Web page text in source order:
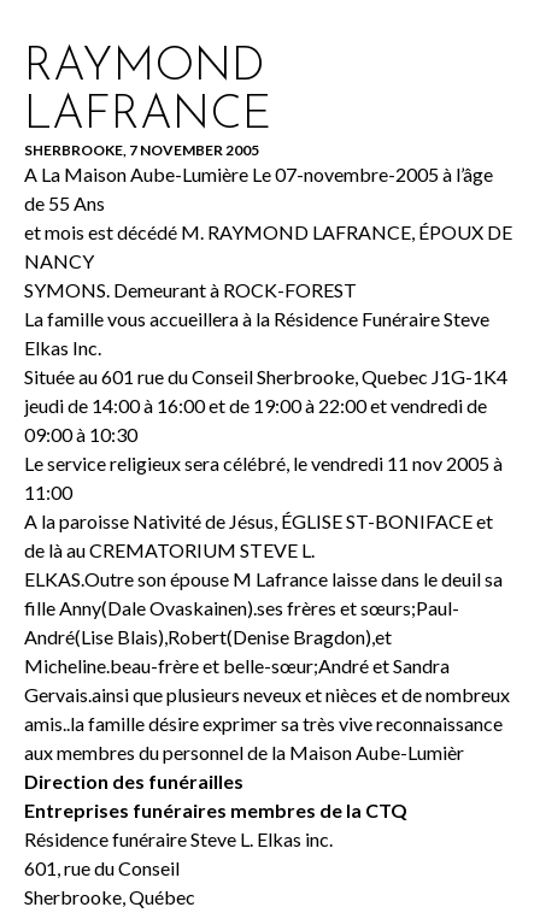
RAYMOND
LAFRANCE
SHERBROOKE, 7 NOVEMBER 2005
A La Maison Aube-Lumière Le 07-novembre-2005 à l’âge
de 55 Ans
et mois est décédé M. RAYMOND LAFRANCE, ÉPOUX DE
NANCY
SYMONS. Demeurant à ROCK-FOREST
La famille vous accueillera à la Résidence Funéraire Steve
Elkas Inc.
Située au 601 rue du Conseil Sherbrooke, Quebec J1G-1K4
jeudi de 14:00 à 16:00 et de 19:00 à 22:00 et vendredi de
09:00 à 10:30
Le service religieux sera célébré, le vendredi 11 nov 2005 à
11:00
A la paroisse Nativité de Jésus, ÉGLISE ST-BONIFACE et
de là au CREMATORIUM STEVE L.
ELKAS.Outre son épouse M Lafrance laisse dans le deuil sa
fille Anny(Dale Ovaskainen).ses frères et sœurs;Paul-
André(Lise Blais),Robert(Denise Bragdon),et
Micheline.beau-frère et belle-sœur;André et Sandra
Gervais.ainsi que plusieurs neveux et nièces et de nombreux
amis..la famille désire exprimer sa très vive reconnaissance
aux membres du personnel de la Maison Aube-Lumièr
Direction des funérailles
Entreprises funéraires membres de la CTQ
Résidence funéraire Steve L. Elkas inc.
601, rue du Conseil
Sherbrooke, Québec